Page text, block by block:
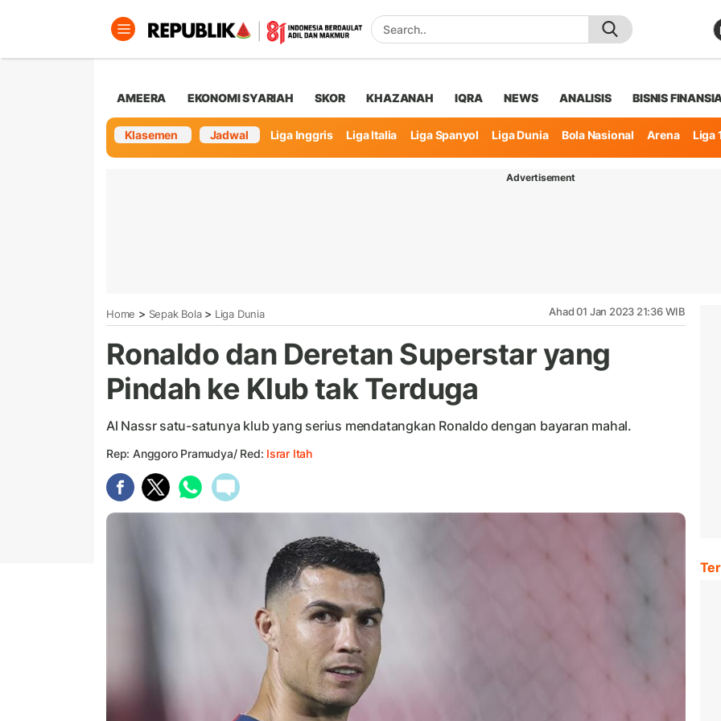
AMEERA EKONOMI SYARIAH SKOR KHAZANAH IQRA NEWS ANALISIS BISNIS
Klasemen Jadwal Liga Inggris Liga Italia Liga Spanyol Liga Dunia Bola Nasional Arena
Liga
Advertisement
Home > Sepak Bola> Liga Dunia Ahad 01 Jan 2023 21:36 WIB
Ronaldo dan Deretan Superstar yang
Pindah ke Klub tak Terduga
Al Nassr satu-satunya klub yang serius mendatangkan Ronaldo dengan bayaran mahal.
Rep: Anggoro Pramudya/ Red: Israr Itah